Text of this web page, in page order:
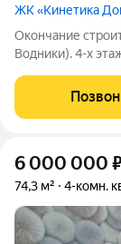
ЖК «Кинетика
Окончание
Водники). 4-х
с двумя замками,
6 000 000
74,3 м² 4-комн.